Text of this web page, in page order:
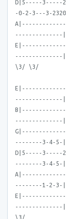
D|5-----3-----
-0-2-3---3-2320|
--------------|
--------------|
\3/ \3/
--------------|
--------------|
--------3-4-5-|
D|5-----3-----
--------3-4-5-|
--------1-2-3-|
--------------|
\3/